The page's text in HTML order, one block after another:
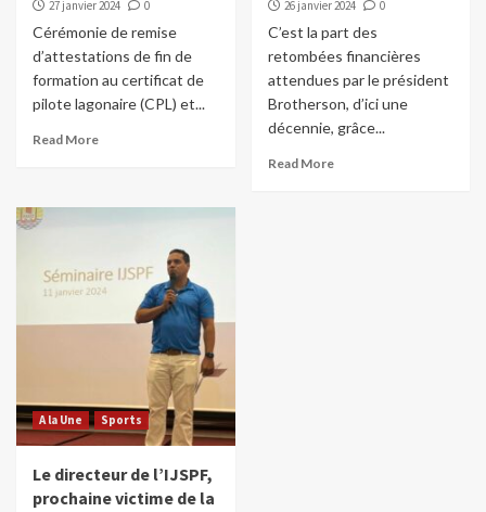
27 janvier 2024 0
Cérémonie de remise
d’attestations de fin de
formation au certificat de
pilote lagonaire (CPL) et...
Read More
26 janvier 2024 0
C’est la part des
retombées financières
attendues par le président
Brotherson, d’ici une
décennie, grâce...
Read More
A la Une Sports
Le directeur de l’IJSPF,
prochaine victime de la